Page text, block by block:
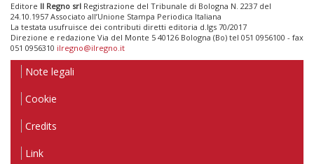
Editore Il Regno srl Registrazione del Tribunale di Bologna N. 2237 del
24.10.1957 Associato all’Unione Stampa Periodica Italiana
La testata usufruisce dei contributi diretti editoria d.lgs 70/2017
Direzione e redazione Via del Monte 5 40126 Bologna (Bo) tel 051 0956100 - fax
051 0956310 ilregno@ilregno.it
Note legali
Cookie
Credits
Link